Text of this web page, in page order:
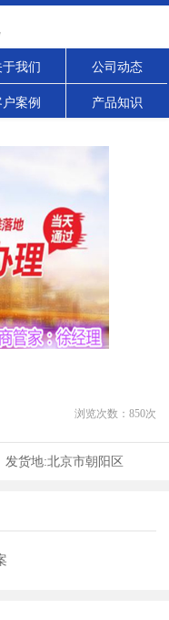
于我们 公司动态
案例 产品知识
浏览次数： 850次
发货地:北京市朝阳区